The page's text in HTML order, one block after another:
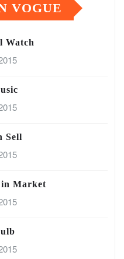
VOGUE
Watch
Sell
in Market